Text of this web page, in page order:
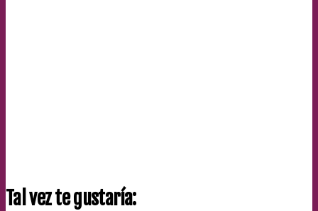
Tal vez te gustaría: